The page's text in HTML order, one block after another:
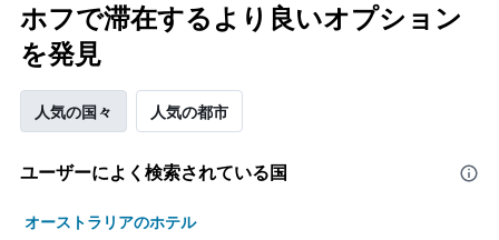
ホフで滞在するより良いオプション
を発見
人気の国々 人気の都市
ユーザーによく検索されている国
オーストラリアのホテル